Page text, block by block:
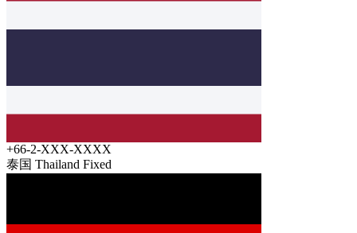
+66-2-XXX-XXXX
泰国 Thailand Fixed